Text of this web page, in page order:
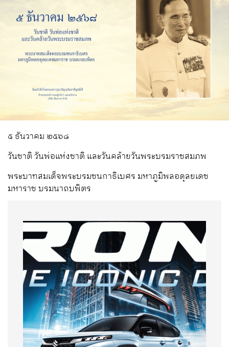
๕ ธันวาคม ๒๕๖๘
วันชาติ วันพ่อแห่งชาติ และวันคล้ายวันพระบรมราชสมภพ
พระบาทสมเด็จพระบรมชนกาธิเบศร มหาภูมิพลอดุลยเดช
มหาราช บรมนาถบพิตร